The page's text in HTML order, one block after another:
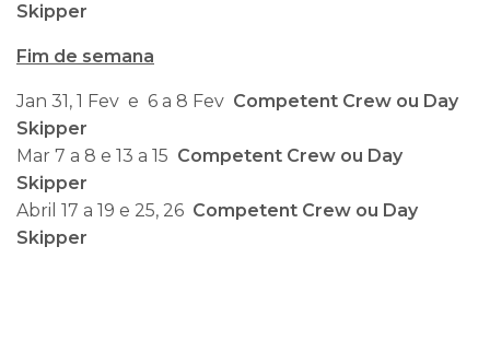
Skipper
Fim de semana
Jan 31, 1 Fev e 6 a 8 Fev Competent Crew ou Day
Skipper
Mar 7 a 8 e 13 a 15 Competent Crew ou Day
Skipper
Abril 17 a 19 e 25, 26 Competent Crew ou Day
Skipper